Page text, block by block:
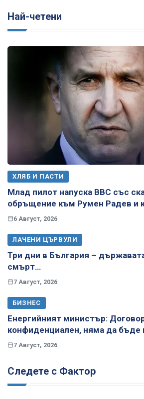
Най-четени
ХЛЯБ И ПАСТИ
Млад пилот напуска ВВС със
обръщение към Румен Радев и
6 Август, 2026
ЛАЧЕНИ ЦЪРВУЛИ
Три дни в България –
смърт…
7 Август, 2026
БИЗНЕС
Енергийният министър:
конфиденциален, няма да бъде
7 Август, 2026
Следете с Фактор